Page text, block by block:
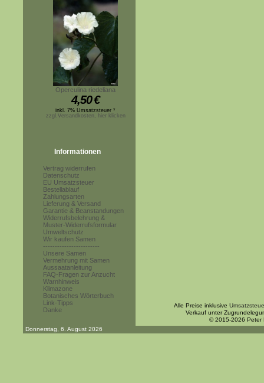
Operculina riedeliana
4,50€
inkl. 7% Umsatzsteuer *
zzgl.Versandkosten, hier klicken
Informationen
Vertrag widerrufen
Datenschutz
EU Umsatzsteuer
Bestellablauf
Zahlungsarten
Lieferung & Versand
Garantie & Beanstandungen
Widerrufsbelehrung &
Muster-Widerrufsformular
Umweltschutz
Wir kaufen Samen
------------------------
Unsere Samen
Vermehrung mit Samen
Aussaatanleitung
FAQ-Fragen zur Anzucht
Warnhinweis
Klimazone
Botanisches Wörterbuch
Link-Tipps
Danke
Alle Preise inklusive
Verkauf unter
© 2015-2026 Peter
Donnerstag, 6. August 2026